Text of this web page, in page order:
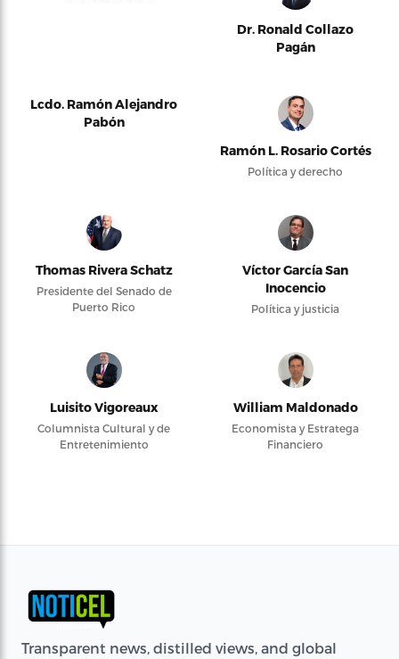
Dr. Ronald Collazo
Pagán
Lcdo. Ramón Alejandro
Pabón
Ramón L. Rosario Cortés
Política y derecho
Thomas Rivera Schatz
Presidente del Senado de
Puerto Rico
Víctor García San
Inocencio
Política y justicia
Luisito Vigoreaux
Columnista Cultural y de
Entretenimiento
William Maldonado
Economista y Estratega
Financiero
Transparent news, distilled views, and global